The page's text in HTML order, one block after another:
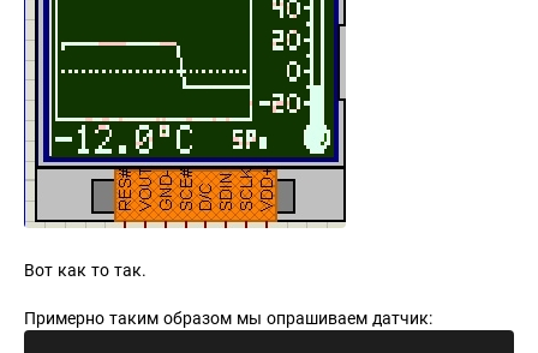
Вот как то так.
Примерно таким образом мы опрашиваем датчик: